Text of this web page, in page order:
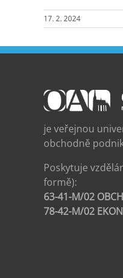
17. 2. 2024
je veřejnou
obchodně
Poskytuje
formě):
63-41-M/02
78-42-M/02